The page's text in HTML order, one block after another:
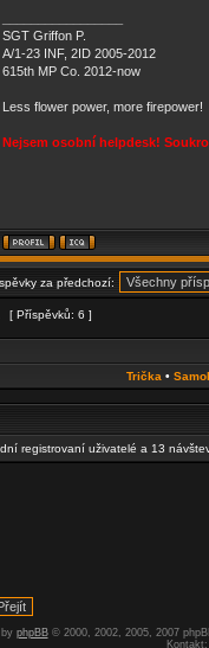
SGT Griffon P.
A/1-23 INF, 2ID 2005-2012
615th MP Co. 2012-now
Less flower power, more firepower!
Nejsem osobní helpdesk!
za předchozí:
[ Příspěvků: 6 ]
Trička •
registrovaní uživatelé a 13
by phpBB© 2000, 2002, 2005, 2007